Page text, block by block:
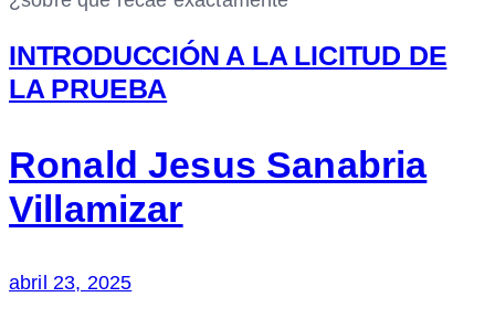
INTRODUCCIÓN A LA LICITUD DE
LA PRUEBA
Ronald Jesus Sanabria
Villamizar
abril 23, 2025